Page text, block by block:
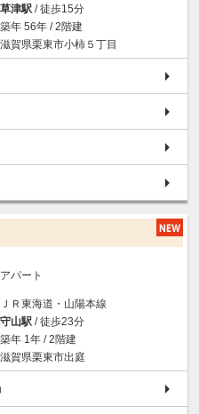
草津駅 / 徒歩15分
築年 56年 / 2階建
滋賀県栗東市小柿５丁目
アパート
ＪＲ東海道・山陽本線
守山駅 / 徒歩23分
築年 1年 / 2階建
滋賀県栗東市出庭
）